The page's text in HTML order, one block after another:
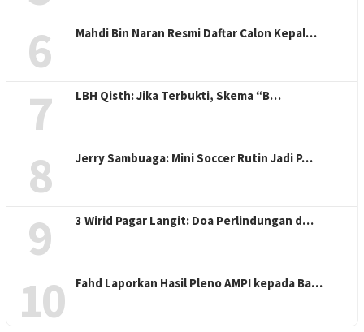
6 Mahdi Bin Naran Resmi Daftar Calon Kepal…
7 LBH Qisth: Jika Terbukti, Skema “B…
8 Jerry Sambuaga: Mini Soccer Rutin Jadi P…
9 3 Wirid Pagar Langit: Doa Perlindungan d…
10 Fahd Laporkan Hasil Pleno AMPI kepada Ba…